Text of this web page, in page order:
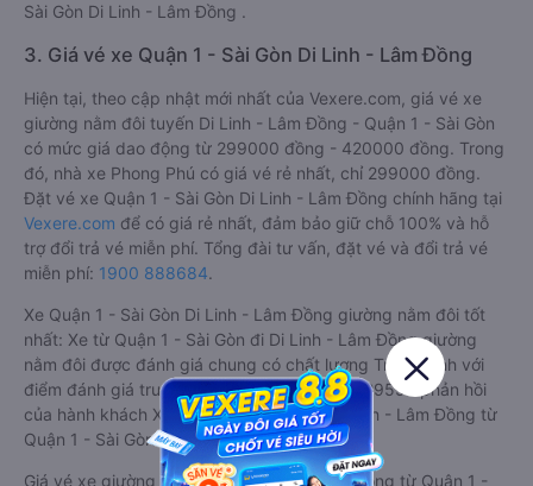
Sài Gòn Di Linh - Lâm Đồng .
3. Giá vé xe Quận 1 - Sài Gòn Di Linh - Lâm Đồng
Hiện tại, theo cập nhật mới nhất của Vexere.com, giá vé xe
giường nằm đôi tuyến Di Linh - Lâm Đồng - Quận 1 - Sài Gòn
có mức giá dao động từ 299000 đồng - 420000 đồng. Trong
đó, nhà xe Phong Phú có giá vé rẻ nhất, chỉ 299000 đồng.
Đặt vé xe Quận 1 - Sài Gòn Di Linh - Lâm Đồng chính hãng tại
Vexere.com để có giá rẻ nhất, đảm bảo giữ chỗ 100% và hỗ
trợ đổi trả vé miễn phí. Tổng đài tư vấn, đặt vé và đổi trả vé
miễn phí: 1900 888684.
Xe Quận 1 - Sài Gòn Di Linh - Lâm Đồng giường nằm đôi tốt
nhất: Xe từ Quận 1 - Sài Gòn đi Di Linh - Lâm Đồng giường
nằm đôi được đánh giá chung có chất lượng Trung bình với
điểm đánh giá trung bình từ 4.3/5 dựa trên 29592 phản hồi
của hành khách Xe giường nằm đôi về Di Linh - Lâm Đồng từ
Quận 1 - Sài Gòn.
Giá vé xe giường nằm đôi đi Di Linh - Lâm Đồng từ Quận 1 -